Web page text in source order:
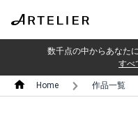
数千点の中からあなた
すべ
Home 作品一覧